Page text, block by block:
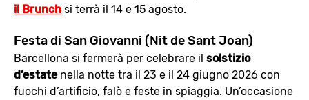
il Brunch si terrà il 14 e 15 agosto.
Festa di San Giovanni (Nit de Sant Joan)
Barcellona si fermerà per celebrare il solstizio
d’estatenella notte tra il 23 e il 24 giugno 2026 con
fuochi d’artificio, falò e feste in spiaggia. Un’occasione